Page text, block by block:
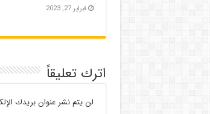
فبراير 27, 2023
اترك تعليقاً
لن يتم نشر عنوان بريدك